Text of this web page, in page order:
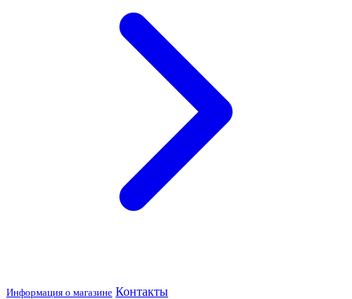
Информация о магазине Контакты